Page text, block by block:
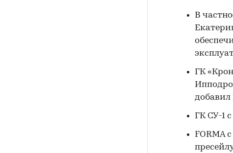
В
ГК
добавил
ГК СУ-1
FORMA